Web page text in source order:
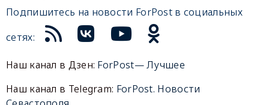
Подпишитесь на новости ForPost в социальных
сетях:
Наш канал в Дзен: ForPost— Лучшее
Наш канал в Telegram: ForPost. Новости